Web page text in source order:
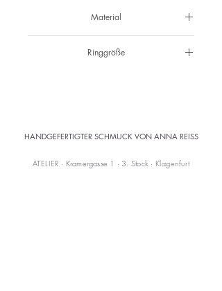
Material
Ringgröße
HANDGEFERTIGTER SCHMUCK VON ANNA REISS
ATELIER · Kramergasse 1 · 3. Stock · Klagenfurt